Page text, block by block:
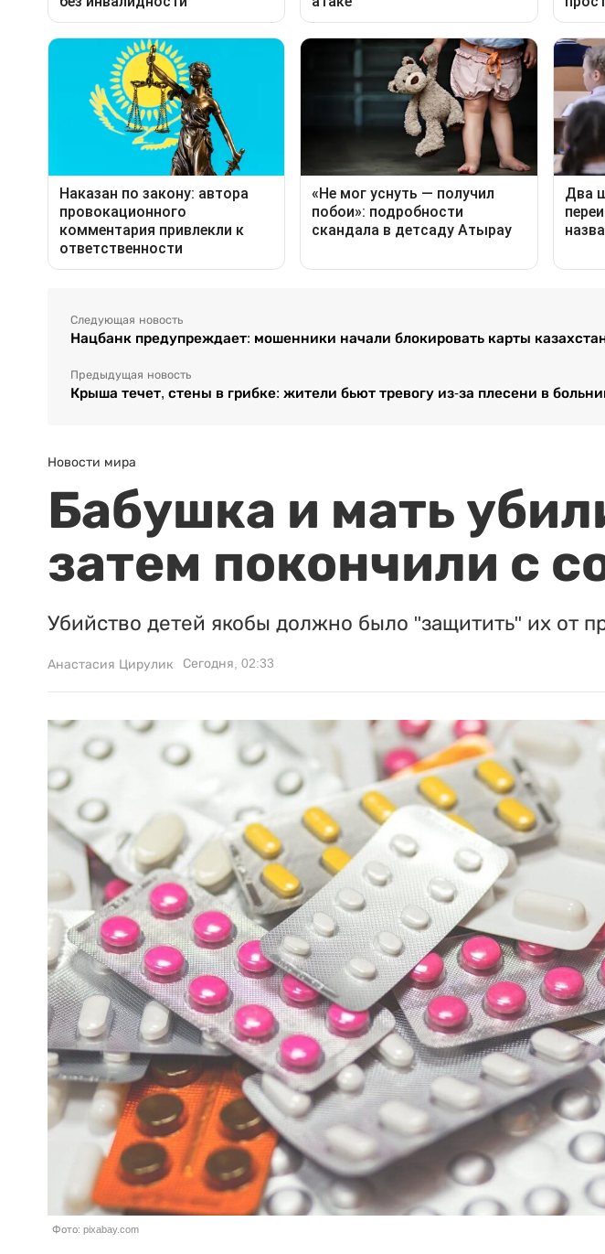
Следующая новость
Нацбанк предупреждает: мошенники начали блокировать карты
Предыдущая новость
Крыша течет, стены в грибке: жители бьют тревогу из-за плесени в
Новости мира
Бабушка и мать
затем покончили с
Убийство детей якобы должно было "защитить" их от
Анастасия Цирулик Сегодня, 02:33
Фото: pixabay.com